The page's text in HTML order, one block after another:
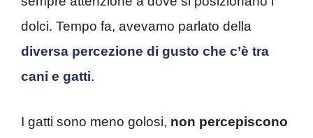
dolci. Tempo fa, avevamo parlato della
diversa percezione di gusto che c’è tra
cani e gatti.
I gatti sono meno golosi, non percepiscono